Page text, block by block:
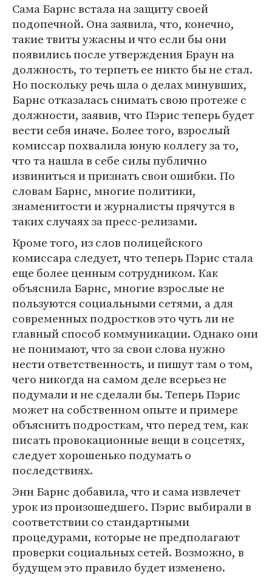
Сама Барнс встала на защиту своей
подопечной. Она заявила, что, конечно,
такие твиты ужасны и что если бы они
появились после утверждения Браун на
должность, то терпеть ее никто бы не стал.
Но поскольку речь шла о делах минувших,
Барнс отказалась снимать свою протеже с
должности, заявив, что Пэрис теперь будет
вести себя иначе. Более того, взрослый
комиссар похвалила юную коллегу за то,
что та нашла в себе силы публично
извиниться и признать свои ошибки. По
словам Барнс, многие политики,
знаменитости и журналисты прячутся в
таких случаях за пресс-релизами.
Кроме того, из слов полицейского
комиссара следует, что теперь Пэрис стала
еще более ценным сотрудником. Как
объяснила Барнс, многие взрослые не
пользуются социальными сетями, а для
современных подростков это чуть ли не
главный способ коммуникации. Однако они
не понимают, что за свои слова нужно
нести ответственность, и пишут там о том,
чего никогда на самом деле всерьез не
подумали и не сделали бы. Теперь Пэрис
может на собственном опыте и примере
объяснить подросткам, что перед тем, как
писать провокационные вещи в соцсетях,
следует хорошенько подумать о
последствиях.
Энн Барнс добавила, что и сама извлечет
урок из произошедшего. Пэрис выбирали в
соответствии со стандартными
процедурами, которые не предполагают
проверки социальных сетей. Возможно, в
будущем это правило будет изменено.